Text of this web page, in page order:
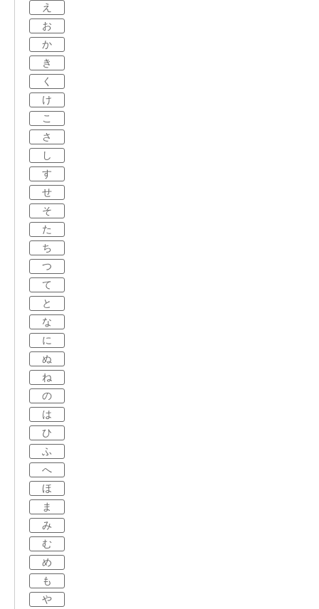
え
お
か
き
く
け
こ
さ
し
す
せ
そ
た
ち
つ
て
と
な
に
ぬ
ね
の
は
ひ
ふ
へ
ほ
ま
み
む
め
も
や